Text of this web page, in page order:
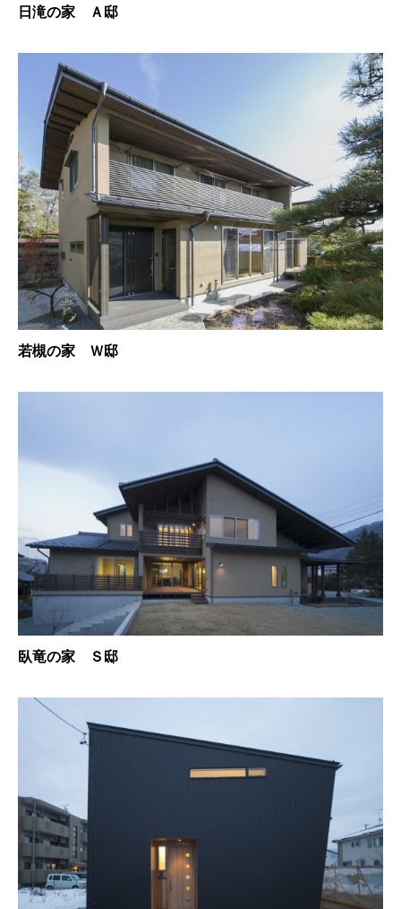
日滝の家 Ａ邸
若槻の家 Ｗ邸
臥竜の家 Ｓ邸